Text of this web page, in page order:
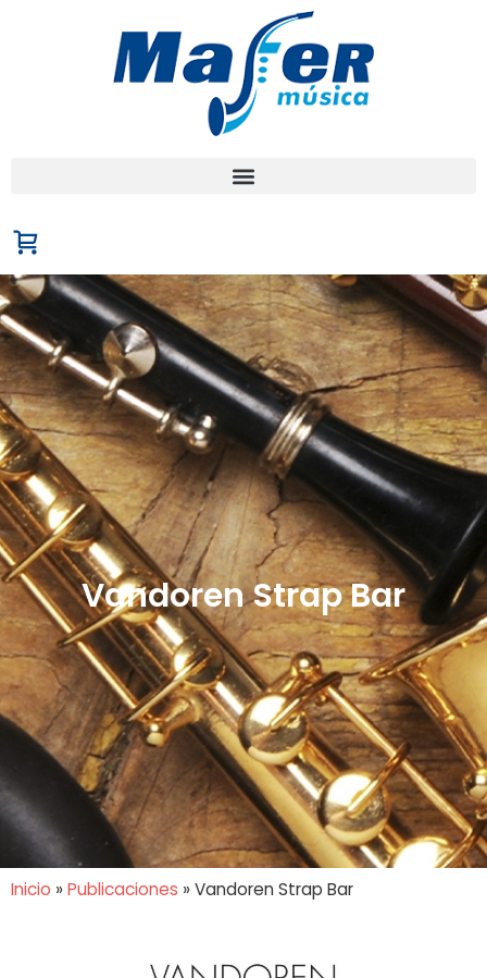
Vandoren Strap Bar
Inicio »Publicaciones »Vandoren Strap Bar